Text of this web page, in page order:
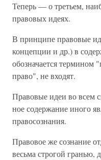
Теперь — о третьем,
правовых идеях.
В принципе правовые
концепции и др.) в
обозначается термином
пра­во", не входят.
Правовые идеи во всем
ное содержание иного
правосознания.
Правовое же сознание
весьма строгой гранью,